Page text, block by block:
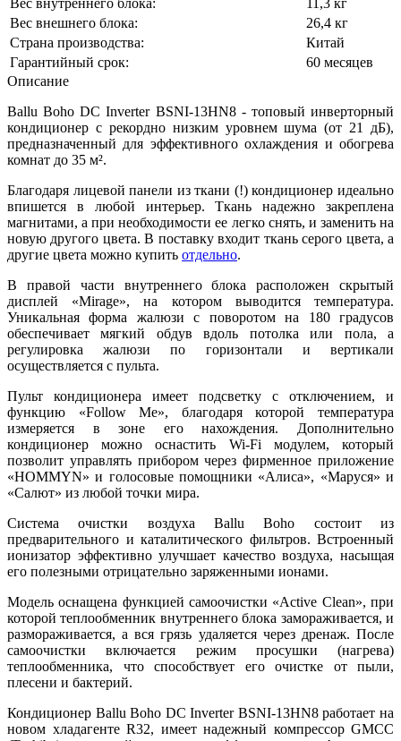
Вес внешнего блока:
26,4 кг
Страна производства:
Китай
Гарантийный срок:
60 месяцев
Описание
Ballu Boho DC Inverter BSNI-13HN8 - топовый инверторный
кондиционер с рекордно низким уровнем шума (от 21 дБ),
предназначенный для эффективного охлаждения и обогрева
комнат до 35 м².
Благодаря лицевой панели из ткани (!) кондиционер идеально
впишется в любой интерьер. Ткань надежно закреплена
магнитами, а при необходимости ее легко снять, и заменить на
новую другого цвета. В поставку входит ткань серого цвета, а
другие цвета можно купить отдельно.
В правой части внутреннего блока расположен скрытый
дисплей «Mirage», на котором выводится температура.
Уникальная форма жалюзи с поворотом на 180 градусов
обеспечивает мягкий обдув вдоль потолка или пола, а
регулировка жалюзи по горизонтали и вертикали
осуществляется с пульта.
Пульт кондиционера имеет подсветку с отключением, и
функцию «Follow Me», благодаря которой температура
измеряется в зоне его нахождения. Дополнительно
кондиционер можно оснастить Wi-Fi модулем, который
позволит управлять прибором через фирменное приложение
«HOMMYN» и голосовые помощники «Алиса», «Маруся» и
«Салют» из любой точки мира.
Система очистки воздуха Ballu Boho состоит из
предварительного и каталитического фильтров. Встроенный
ионизатор эффективно улучшает качество воздуха, насыщая
его полезными отрицательно заряженными ионами.
Модель оснащена функцией самоочистки «Active Clean», при
которой теплообменник внутреннего блока замораживается, и
размораживается, а вся грязь удаляется через дренаж. После
самоочистки включается режим просушки (нагрева)
теплообменника, что способствует его очистке от пыли,
плесени и бактерий.
Кондиционер Ballu Boho DC Inverter BSNI-13HN8 работает на
новом хладагенте R32, имеет надежный компрессор GMCC